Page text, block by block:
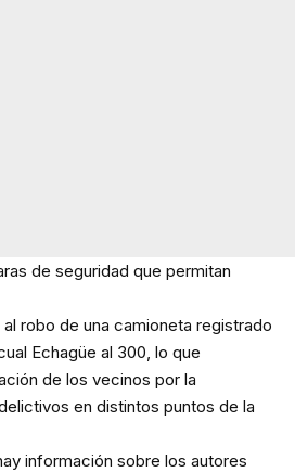
de seguridad que permitan
robo de una camioneta registrado
Echagüe al 300, lo que
de los vecinos por la
en distintos puntos de la
información sobre los autores